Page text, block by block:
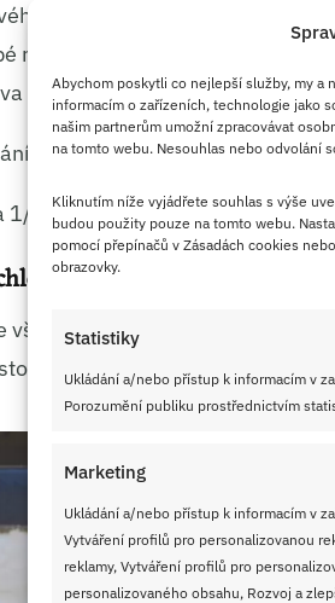
Abychom poskytli co nejlepší služby, my a
informacím o zařízeních, technologie jako
našim partnerům umožní zpracovávat
na tomto webu. Nesouhlas nebo odvolání
Kliknutím níže vyjádřete souhlas s výše
budou použity pouze na tomto webu.
pomocí přepínačů v Zásadách cookies
obrazovky.
Statistiky
Ukládání a/nebo přístup k informacím v
Porozumění publiku prostřednictvím
Marketing
Ukládání a/nebo přístup k informacím v
Vytváření profilů pro personalizovanou
reklamy, Vytváření profilů pro
personalizovaného obsahu, Rozvoj a
cukru
mouky
na polití
1/2 hrnku Moučkového cukru na
kokosové buchty
suroviny určené na
na pechu posypeme kokosem